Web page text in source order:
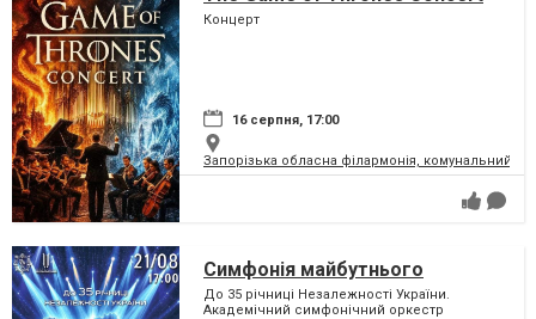
Концерт
16 серпня, 17:00
Запорізька обласна філармонія, комунальний
Симфонія майбутнього
До 35 річниці Незалежності України.
Академічний симфонічний оркестр